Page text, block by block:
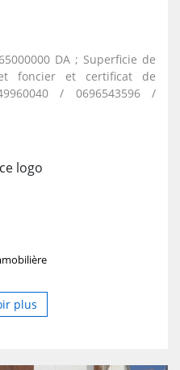
DA ; Superficie de
foncier et certificat de
plus